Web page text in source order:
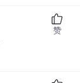
赞